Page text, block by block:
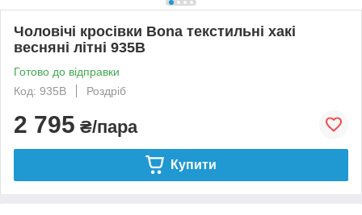
Чоловічі кросівки Bona текстильні хакі
весняні літні 935B
Готово до відправки
Код: 935B
Роздріб
2 795 ₴/пара
Купити